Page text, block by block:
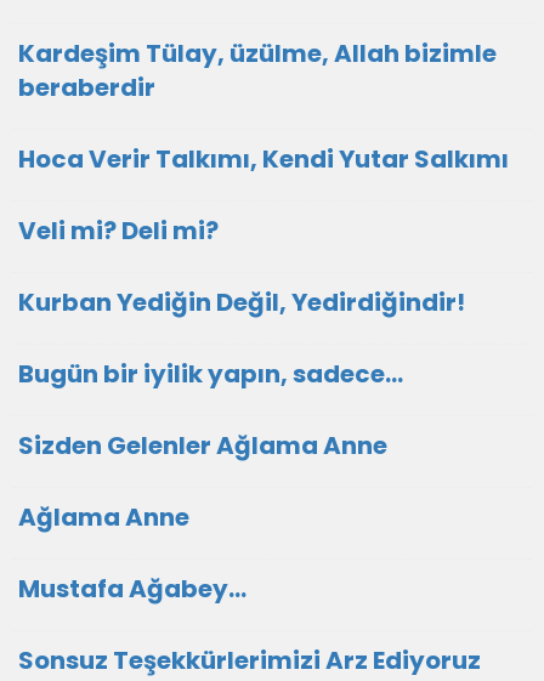
Kardeşim Tülay, üzülme, Allah bizimle
beraberdir
Hoca Verir Talkımı, Kendi Yutar Salkımı
Veli mi? Deli mi?
Kurban Yediğin Değil, Yedirdiğindir!
Bugün bir iyilik yapın, sadece...
Sizden Gelenler Ağlama Anne
Ağlama Anne
Mustafa Ağabey…
Sonsuz Teşekkürlerimizi Arz Ediyoruz